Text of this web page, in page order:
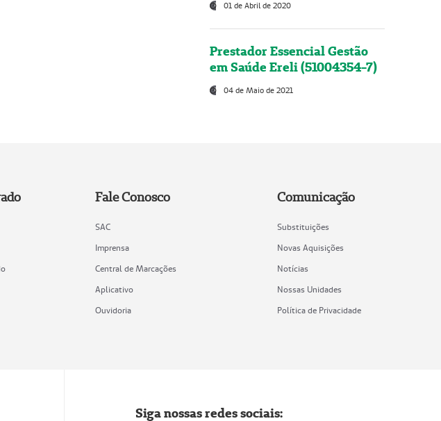
01 de Abril de 2020
Prestador Essencial Gestão
em Saúde Ereli (51004354-7)
04 de Maio de 2021
Fale Conosco
SAC
Imprensa
Central de Marcações
Aplicativo
Ouvidoria
Comunicação
Substituições
Novas Aquisições
Notícias
Nossas Unidades
Política de Privacidade
Siga nossas redes sociais: